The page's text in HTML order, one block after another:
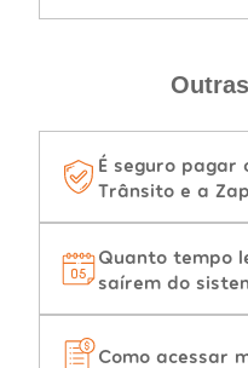
É seguro pagar
Trânsito e a
Quanto tempo
saírem do
Como acessar